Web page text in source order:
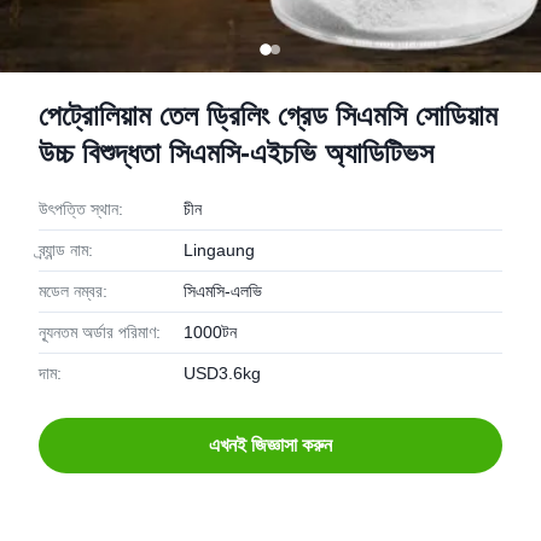
পেট্রোলিয়াম তেল ড্রিলিং গ্রেড সিএমসি সোডিয়াম
উচ্চ বিশুদ্ধতা সিএমসি-এইচভি অ্যাডিটিভস
উৎপত্তি স্থান: চীন
ব্র্যান্ড নাম: Lingaung
মডেল নম্বর: সিএমসি-এলভি
ন্যূনতম অর্ডার পরিমাণ: 1000টন
দাম: USD3.6kg
এখনই জিজ্ঞাসা করুন